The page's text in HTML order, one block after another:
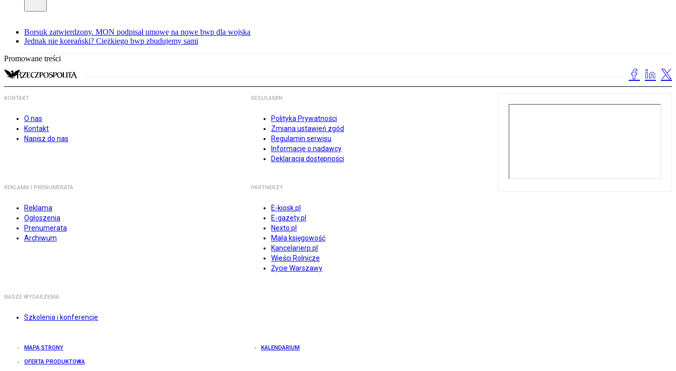
Borsuk zatwierdzony. MON podpisał umowę na nowe bwp dla wojska
Jednak nie koreański? Ciężkiego bwp zbudujemy sami
Promowane treści
KONTAKT
O nas
Kontakt
Napisz do nas
REGULAMIN
Polityka Prywatności
Zmiana ustawień zgód
Regulamin serwisu
Informacje o nadawcy
Deklaracja dostępności
REKLAMA I PRENUMERATA
Reklama
Ogłoszenia
Prenumerata
Archiwum
PARTNERZY
E-kiosk.pl
E-gazety.pl
Nexto.pl
Mała księgowość
Kancelarierp.pl
Wieści Rolnicze
Życie Warszawy
NASZE WYDARZENIA
Szkolenia i konferencje
MAPA STRONY KALENDARIUM
OFERTA PRODUKTOWA